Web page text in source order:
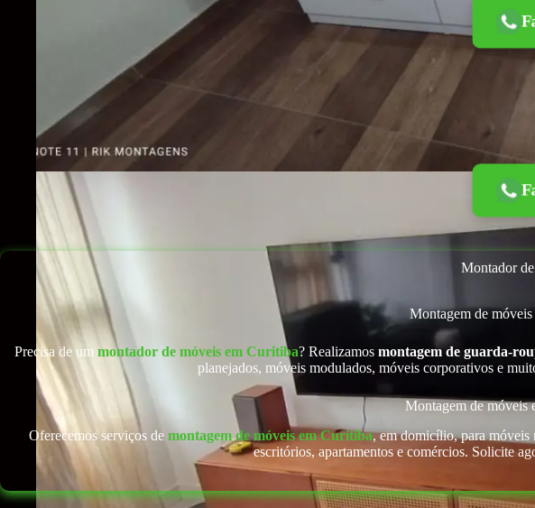
Montador
Montagem de
Precisa de um montador de móveis em Curitiba? Realizamos montagem de guarda-
planejados, móveis modulados, móveis corporativos e
Montagem de móveis
Oferecemos serviços de montagem de móveis em Curitiba, em domicílio, para móveis
escritórios, apartamentos e comércios. Solicite